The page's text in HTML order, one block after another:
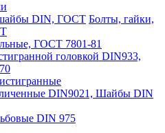
Болты, гайки,
ГОСТ 7801-81
головкой DIN933,
DIN9021, Шайбы DIN
DIN 975